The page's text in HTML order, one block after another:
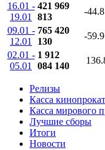
16.01 -
19.01
421 969
813
-
09.01 -
12.01
765 420
130
-
02.01 -
05.01
1 912
084 140
Релизы
Касса
Касса мирового
Лучшие сборы
Итоги
Новости